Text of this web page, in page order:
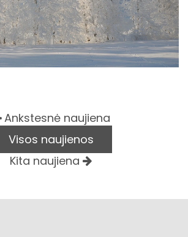
Ankstesnė naujiena
Visos naujienos
Kita naujiena